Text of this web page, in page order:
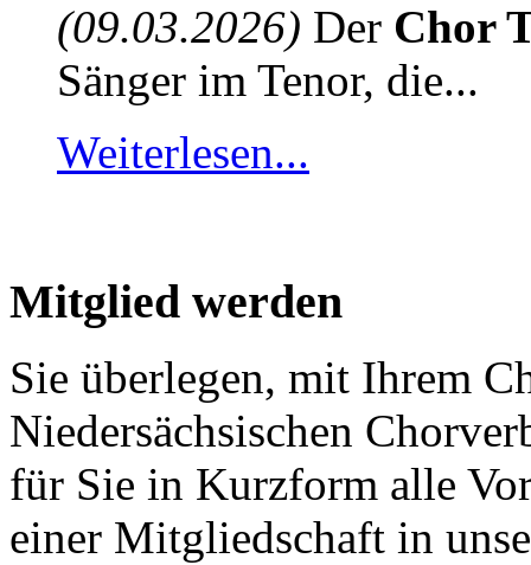
(09.03.2026) Der Chor
Sänger im Tenor, die...
Weiterlesen...
Mitglied werden
Sie überlegen, mit Ihrem
Niedersächsischen
für Sie in Kurzform alle
einer Mitgliedschaft in